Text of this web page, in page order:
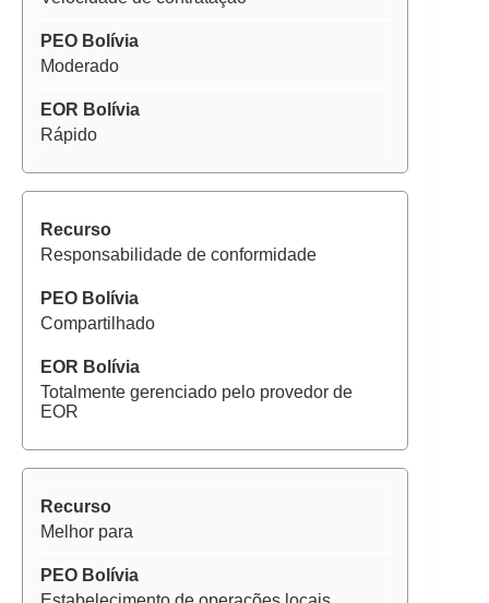
Moderado
Rápido
Responsabilidade de conformidade
Compartilhado
Totalmente gerenciado pelo provedor de
EOR
Melhor para